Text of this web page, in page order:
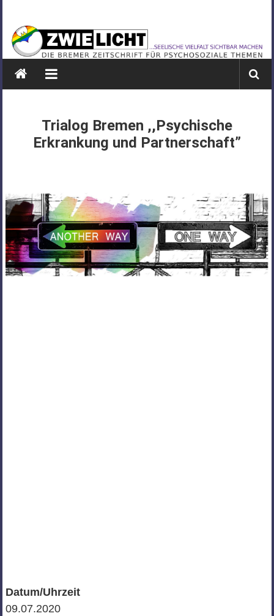
springen
ZWIELICHT
BREMEN
DIE
PSYCHOSOZIALE
THEMEN
Trialog Bremen ,,Psychische
Erkrankung und Partnerschaft”
Datum/Uhrzeit
09.07.2020